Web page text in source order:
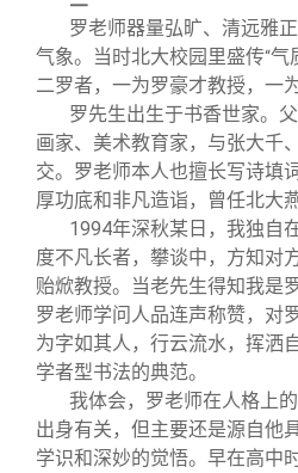
罗老师器量弘旷、清远雅
气象。当时北大校园里盛传“气
二罗者，一为罗豪才教授，一
罗先生出生于书香世家。
画家、美术教育家，与张大千
交。罗老师本人也擅长写诗填
厚功底和非凡造诣，曾任北大
1994年深秋某日，我独自
度不凡长者，攀谈中，方知对
贻焮教授。当老先生得知我是
罗老师学问人品连声称赞，对
为字如其人，行云流水，挥洒
学者型书法的典范。
我体会，罗老师在人格上
出身有关，但主要还是源自他
学识和深妙的觉悟。早在高中